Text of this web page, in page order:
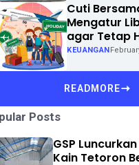
Cuti
Mengatur
agar Tetap
KEUANGAN
READMORE
Posts
GSP
Kain Tetoron